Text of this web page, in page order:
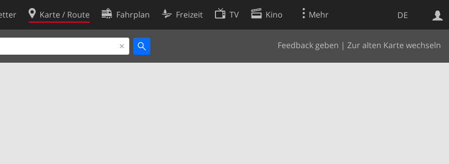
DE
Karte / Route Fahrplan Freizeit TV Kino Mehr
Feedback geben | Zur alten Karte wechseln
Websuche
Cookie-Richtlinie
Cookie-Einstellungen